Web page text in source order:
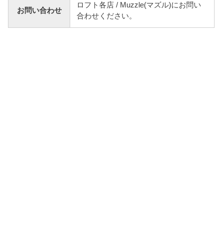
お問い合わせ
ロフト各店 / Muzzle(マズル)にお問い
合わせください。